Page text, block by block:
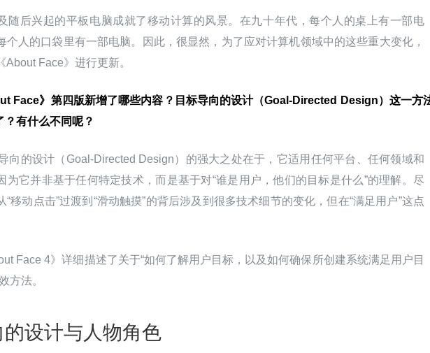
随后兴起的平板电脑成就了移动计算的风景。在九十年代，每个人的桌上有一部电
个人的口袋里有一部电脑。因此，很显然，为了应对计算机领域中的这些重大变化，
About Face》进行更新。
Face》第四版新增了哪些内容？目标导向的设计（Goal-Directed Design）这一方
？有什么不同呢？
向的设计（Goal-Directed Design）的强大之处在于，它适用任何平台、任何领域和
为它并非基于任何特定技术，而是基于对“谁是用户，他们的目标是什么”的理解。尽
“移动点击”过渡到“滑动触摸”的背后涉及到很多技术细节的变化，但在“满足用户”这点
Face 4》详细描述了关于“如何了解用户目标，以及如何确保所创建系统满足用户目
方法。
设计与人物角色